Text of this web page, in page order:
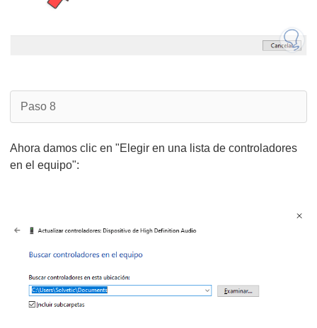
Paso 8
Ahora damos clic en "Elegir en una lista de controladores
en el equipo":